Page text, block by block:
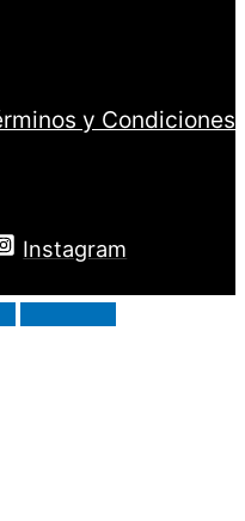
y Condiciones
Instagram